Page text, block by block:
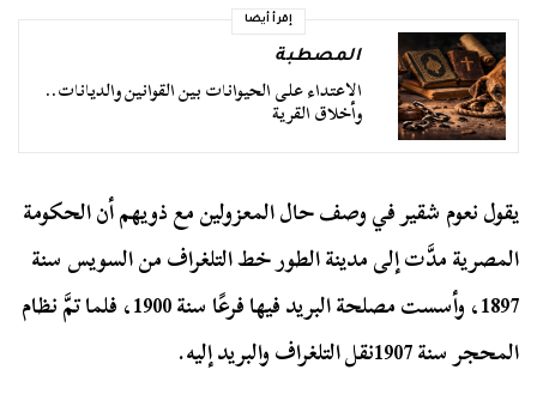
إقرأ أيضا
المصطبة
الاعتداء على الحيوانات بين القوانين والديانات..
وأخلاق القرية
يقول نعوم شقير في وصف حال المعزولين مع ذويهم أن الحكومة
المصرية مدَّت إلى مدينة الطور خط التلغراف من السويس سنة
1897، وأسست مصلحة البريد فيها فرعًا سنة 1900، فلما تمَّ نظام
المحجر سنة 1907نقل التلغراف والبريد إليه.